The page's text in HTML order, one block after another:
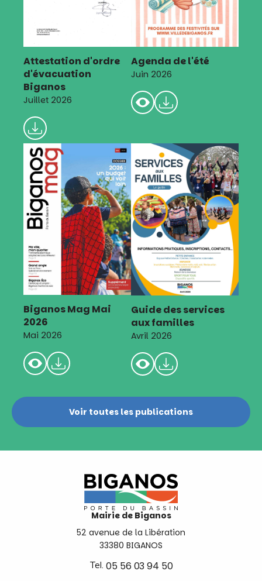
Attestation d'ordre
d'évacuation
Biganos
Juillet 2026
Agenda de l'été
Juin 2026
Biganos Mag Mai
2026
Mai 2026
Guide des services
aux familles
Avril 2026
Voir toutes les publications
Mairie de Biganos
52 avenue de la Libération
33380 BIGANOS
Tel. 05 56 03 94 50